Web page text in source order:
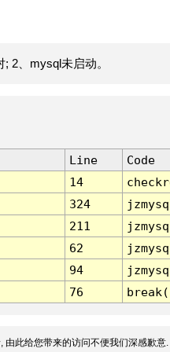
2、mysql未启动。
Line
Code
14
324
211
62
94
76
此给您带来的访问不便我们深感歉意.